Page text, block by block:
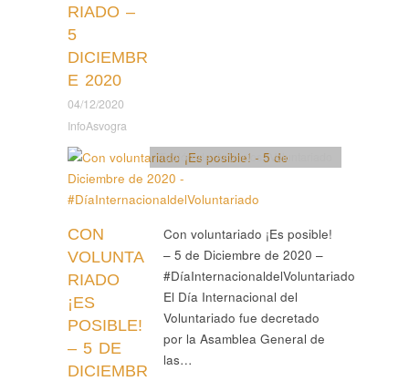
RIADO –
5
DICIEMBR
E 2020
04/12/2020
InfoAsvogra
CON
VOLUNTA
RIADO
¡ES
POSIBLE!
– 5 DE
DICIEMBR
Tablón de Anuncios , Voluntariado
Con voluntariado ¡Es posible!
– 5 de Diciembre de 2020 –
#DíaInternacionaldelVoluntariado
El Día Internacional del
Voluntariado fue decretado
por la Asamblea General de
las…